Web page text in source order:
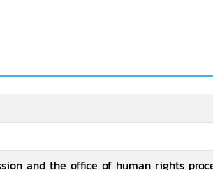
and the office of human rights